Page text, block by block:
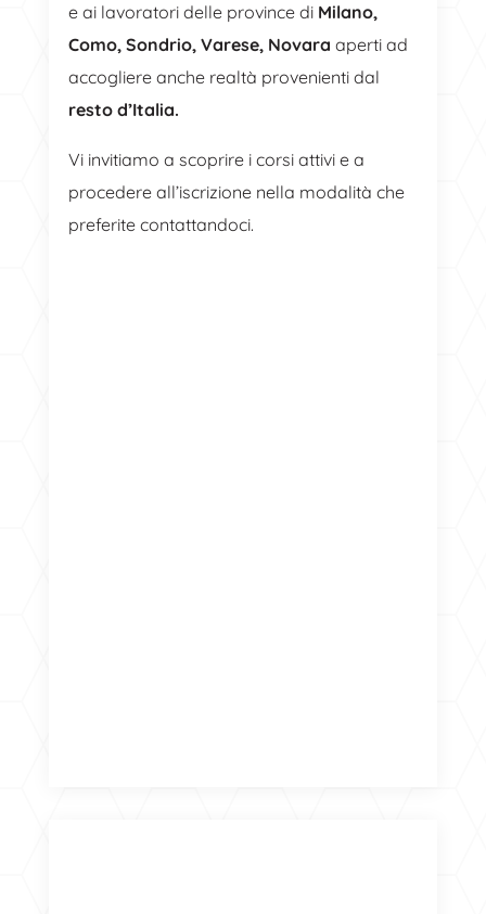
e ai lavoratori delle province di Milano,
Como, Sondrio, Varese, Novara aperti ad
accogliere anche realtà provenienti dal
resto d’Italia.
Vi invitiamo a scoprire i corsi attivi e a
procedere all’iscrizione nella modalità che
preferite contattandoci.